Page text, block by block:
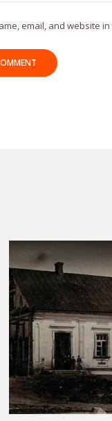
email, and website